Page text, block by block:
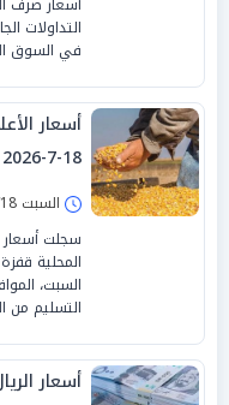
في السوق
أسعار
18-7-2026
السبت 18/يوليو/2026 - 10:00 ص
سجلت أسعار
المحلية
التسليم من المصنع